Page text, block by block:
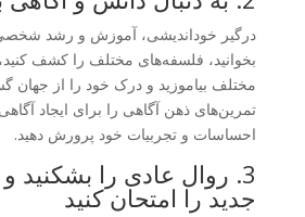
درگیر خوداندیشی، آموزش و رشد
بخوانید، فلسفه‌های مختلف را کشف
مختلف بیاموزید و درک خود را از جهان
تمرین‌های ذهن آگاهی را برای ایجاد
احساسات و تجربیات خود پرورش دهید.
3. روال عادی را بشکنید
جدید را امتحان کنید